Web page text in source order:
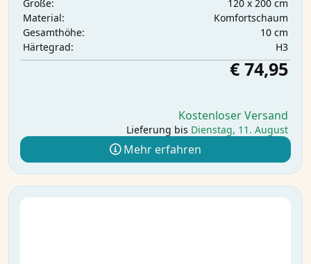
Größe:
120 x 200 cm
Material:
Komfortschaum
Gesamthöhe:
10 cm
Härtegrad:
H3
€ 74,95
Kostenloser Versand
Lieferung bis Dienstag, 11. August
Mehr erfahren